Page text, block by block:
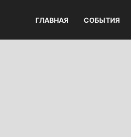
ГЛАВНАЯ СОБЫТИЯ